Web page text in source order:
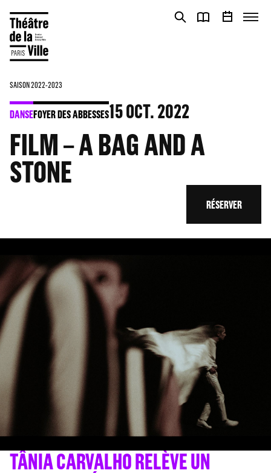
SAISON 2022-2023
DANSEFOYER DES ABBESSES15OCT. 2022
FILM – A BAG AND A
STONE
RÉSERVER
TÂNIA CARVALHO RELÈVE UN